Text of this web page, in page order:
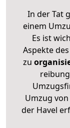
In der Tat
einem
Es ist
Aspekte
zu
Umzug
der Havel